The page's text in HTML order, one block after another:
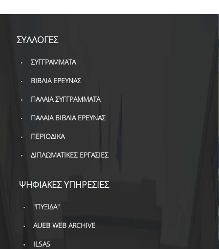
WOS
ΣΥΛΛΟΓΕΣ
ΣΥΓΓΡΑΜΜΑΤΑ
ΒΙΒΛΙΑ ΕΡΕΥΝΑΣ
ΠΑΛΑΙΑ ΣΥΓΓΡΑΜΜΑΤΑ
ΠΑΛΑΙΑ ΒΙΒΛΙΑ ΕΡΕΥΝΑΣ
ΠΕΡΙΟΔΙΚΑ
ΔΙΠΛΩΜΑΤΙΚΕΣ ΕΡΓΑΣΙΕΣ
ΨΗΦΙΑΚΕΣ ΥΠΗΡΕΣΙΕΣ
"ΠΥΞΙΔΑ"
AUEB WEB ARCHIVE
ILSAS